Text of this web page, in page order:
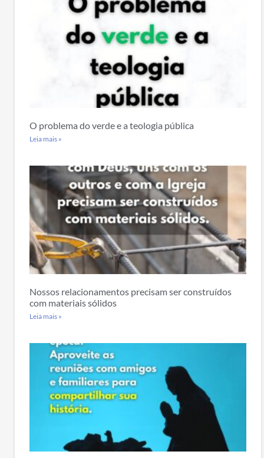
O problema do verde e a teologia pública
Leia mais »
Nossos relacionamentos precisam ser construídos
com materiais sólidos
Leia mais »